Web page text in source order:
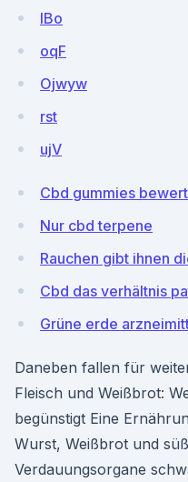
IBo
oqF
Ojwyw
rst
ujV
Cbd gummies
Nur cbd terpene
Rauchen gibt ihnen
Cbd das verhältnis
Grüne erde
Daneben fallen für
Fleisch und Weißbrot:
begünstigt Eine
Wurst, Weißbrot und
Verdauungsorgane